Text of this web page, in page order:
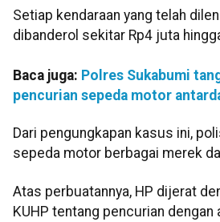
Setiap kendaraan yang telah
dibanderol sekitar Rp4 juta
Baca juga: Polres Sukabumi
pencurian sepeda motor
Dari pengungkapan kasus ini,
sepeda motor berbagai merek
Atas perbuatannya, HP dijerat
KUHP tentang pencurian dengan